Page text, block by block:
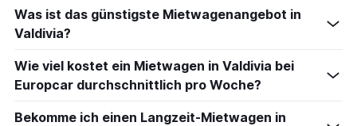
Was ist das günstigste Mietwagenangebot in
Valdivia?
Wie viel kostet ein Mietwagen in Valdivia bei
Europcar durchschnittlich pro Woche?
Bekomme ich einen Langzeit-Mietwagen in